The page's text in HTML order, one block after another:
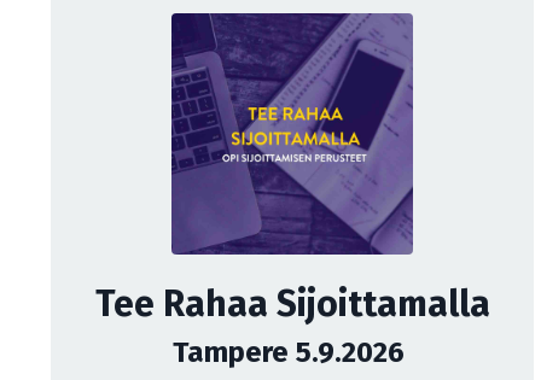
Tee Rahaa Sijoittamalla
Tampere 5.9.2026